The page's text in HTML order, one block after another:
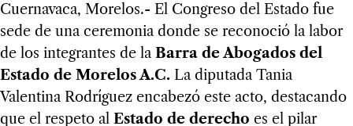
Cuernavaca, Morelos.- El Congreso del Estado fue
sede de una ceremonia donde se reconoció la labor
de los integrantes de la Barra de Abogados del
Estado de Morelos A.C. La diputada Tania
Valentina Rodríguez encabezó este acto, destacando
que el respeto al Estado de derecho es el pilar